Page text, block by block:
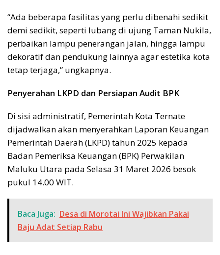
“Ada beberapa fasilitas yang perlu dibenahi sedikit
demi sedikit, seperti lubang di ujung Taman Nukila,
perbaikan lampu penerangan jalan, hingga lampu
dekoratif dan pendukung lainnya agar estetika kota
tetap terjaga,” ungkapnya.
Penyerahan LKPD dan Persiapan Audit BPK
Di sisi administratif, Pemerintah Kota Ternate
dijadwalkan akan menyerahkan Laporan Keuangan
Pemerintah Daerah (LKPD) tahun 2025 kepada
Badan Pemeriksa Keuangan (BPK) Perwakilan
Maluku Utara pada Selasa 31 Maret 2026 besok
pukul 14.00 WIT.
Baca Juga: Desa di Morotai Ini Wajibkan Pakai
Baju Adat Setiap Rabu